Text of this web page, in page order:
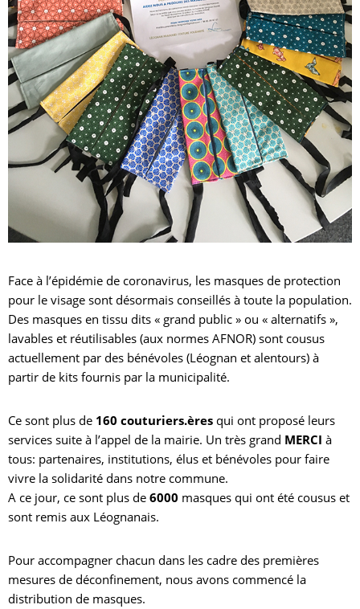
Face à l’épidémie de coronavirus, les masques de protection
pour le visage sont désormais conseillés à toute la population.
Des masques en tissu dits « grand public » ou « alternatifs »,
lavables et réutilisables (aux normes AFNOR) sont cousus
actuellement par des bénévoles (Léognan et alentours) à
partir de kits fournis par la municipalité.
Ce sont plus de 160 couturiers.ères qui ont proposé leurs
services suite à l’appel de la mairie. Un très grand MERCI à
tous: partenaires, institutions, élus et bénévoles pour faire
vivre la solidarité dans notre commune.
A ce jour, ce sont plus de 6000 masques qui ont été cousus et
sont remis aux Léognanais.
Pour accompagner chacun dans les cadre des premières
mesures de déconfinement, nous avons commencé la
distribution de masques.